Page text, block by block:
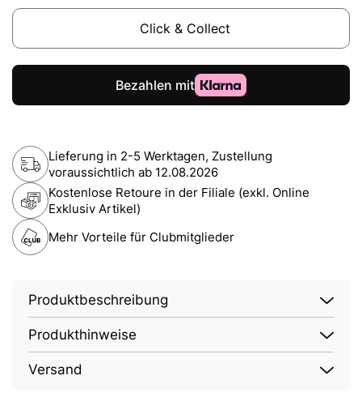
Click & Collect
Lieferung in 2-5 Werktagen, Zustellung
voraussichtlich ab 12.08.2026
Kostenlose Retoure in der Filiale (exkl. Online
Exklusiv Artikel)
Mehr Vorteile für Clubmitglieder
Produktbeschreibung
Produkthinweise
Versand